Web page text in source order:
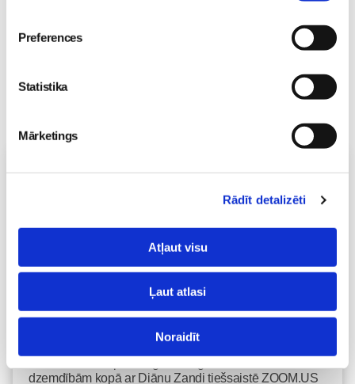
Preferences
Statistika
Mārketings
Rādīt detalizēti
Atļaut visu
Ļaut atlasi
Noraidīt
Grūtnieču masāža, pēcdzemdību masāža, ķermeņa
masāža Māmiņu klubā pie masāžas speciālistes Olgas
Izpārdots
Nodarbības citā laikā
dzemdībām kopā ar Diānu Zandi tiešsaistē ZOOM.US